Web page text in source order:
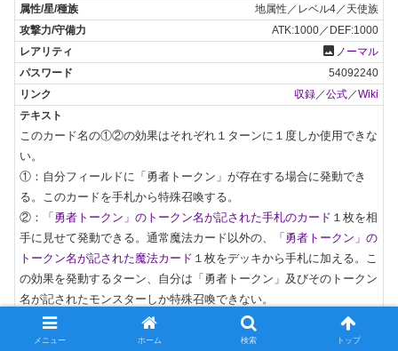
地属性／レベル4／天使族
ATK:1000／DEF:1000
photo ノーマル
54092240
収録／公式／Wiki
このカード名の①②の効果はそれぞれ１ターンに１度しか使用できな
い。
①：自分フィールドに「勇者トークン」が存在する場合に発動でき
る。このカードを手札から特殊召喚する。
②：
「勇者トークン」のトークン名が記された手札のカード １枚を相
手に見せて発動できる。通常魔法カード以外の、
「勇者トークン」の
トークン名が記された魔法カード １枚をデッキから手札に加える。こ
の効果を発動するターン、自分は「勇者トークン」及びそのトークン
名が記されたモンスターしか特殊召喚できない。
ソウル・シザー
メニュー ホーム 検索 トップ